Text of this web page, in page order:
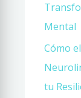
Mental
Cómo
tu